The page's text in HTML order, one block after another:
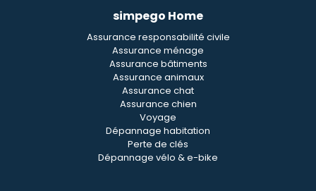
simpego Home
Assurance responsabilité civile
Assurance ménage
Assurance bâtiments
Assurance animaux
Assurance chat
Assurance chien
Voyage
Dépannage habitation
Perte de clés
Dépannage vélo & e-bike